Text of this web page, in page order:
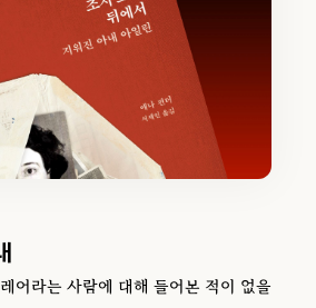
어라는 사람에 대해 들어본 적이 없을